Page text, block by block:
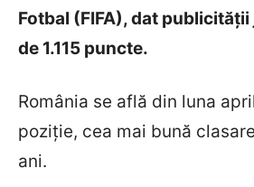
Fotbal (FIFA), dat
de 1.115 puncte.
România se află din luna
poziție, cea mai bună
ani.